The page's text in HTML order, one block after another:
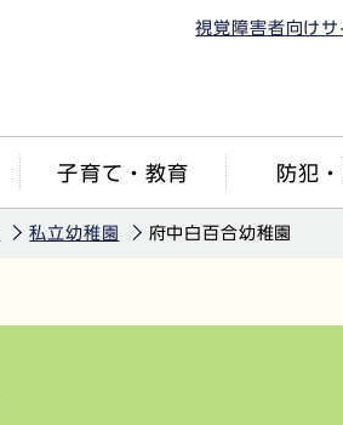
視覚障害者向けサ
子育て・教育 防犯
私立幼稚園 府中白百合幼稚園